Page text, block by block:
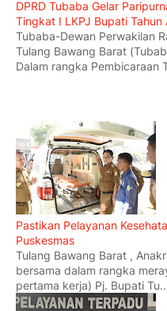
DPRD Tubaba Gelar
Tingkat I LKPJ Bupati
Tubaba-Dewan Perwakilan
Tulang Bawang Barat
Dalam rangka Pembicaraan
Pastikan Pelayanan
Puskesmas
Tulang Bawang Barat ,
bersama dalam rangka
pertama kerja) Pj. Bupati